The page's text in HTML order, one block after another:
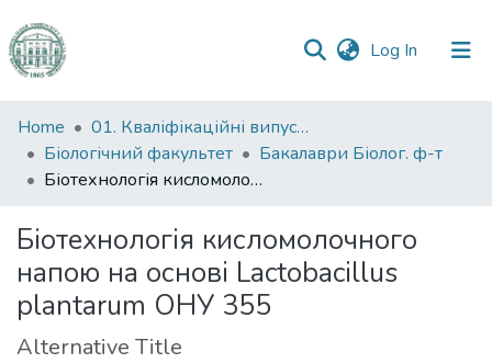
Log In (current)
Communities
&
Collections
Statistics
Home
01. Кваліфікаційні випускні роботи здобувачів вищої освіти
Біологічний факультет
Бакалаври Біолог. ф-т
Біотехнологія кисломолочного напою на основі Lactobacillus plantarum ОНУ 355
Біотехнологія кисломолочного
напою на основі Lactobacillus
plantarum ОНУ 355
Alternative Title